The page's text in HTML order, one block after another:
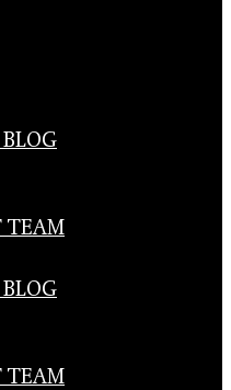
TEAM
TEAM